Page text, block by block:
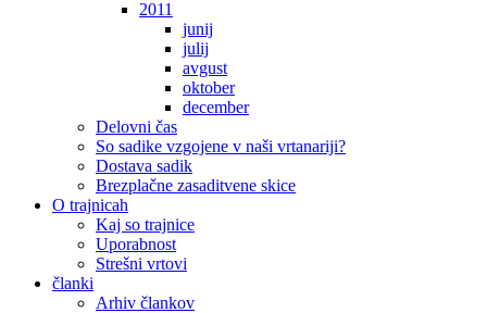
2011
junij
julij
avgust
oktober
december
Delovni čas
So sadike vzgojene v naši vrtanariji?
Dostava sadik
Brezplačne zasaditvene skice
O trajnicah
Kaj so trajnice
Uporabnost
Strešni vrtovi
članki
Arhiv člankov